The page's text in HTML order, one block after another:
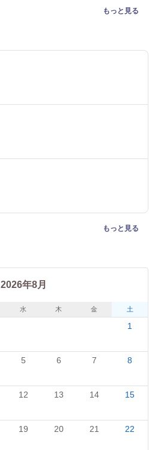
もっと見る
もっと見る
2026年8月
水 木 金 土
1
5 6 7 8
12 13 14 15
19 20 21 22